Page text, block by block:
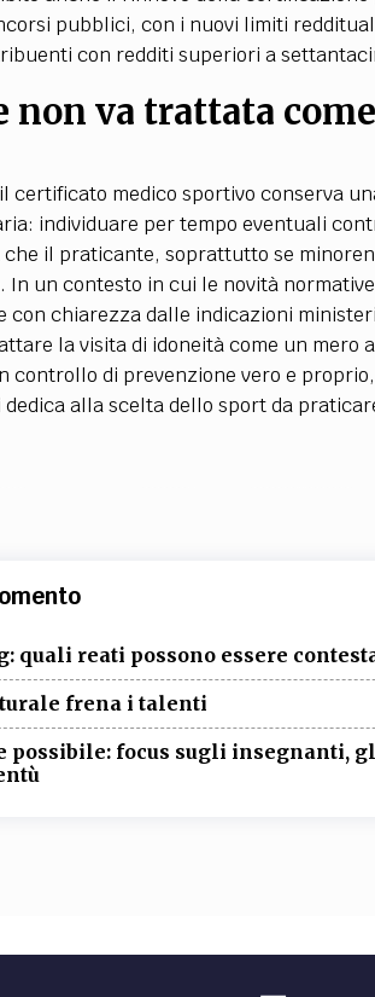
pubblici, con i nuovi limiti
con redditi superiori a
non va trattata come
certificato medico sportivo conserva
individuare per tempo eventuali
il praticante, soprattutto se
un contesto in cui le novità
con chiarezza dalle indicazioni
la visita di idoneità come un mero
controllo di prevenzione vero e
alla scelta dello sport da
quali reati possono essere
frena i talenti
possibile: focus sugli insegnanti,